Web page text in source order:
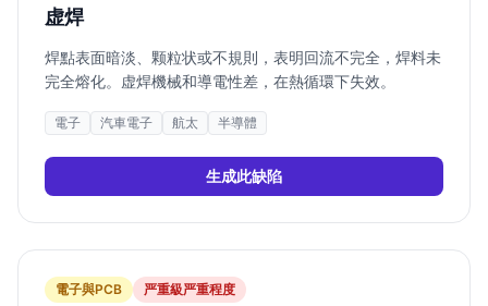
虚焊
焊點表面暗淡、颗粒状或不規則，表明回流不完全，焊料未
完全熔化。虚焊機械和導電性差，在熱循環下失效。
電子 汽車電子 航太 半導體
生成此缺陷
電子與PCB 严重級严重程度